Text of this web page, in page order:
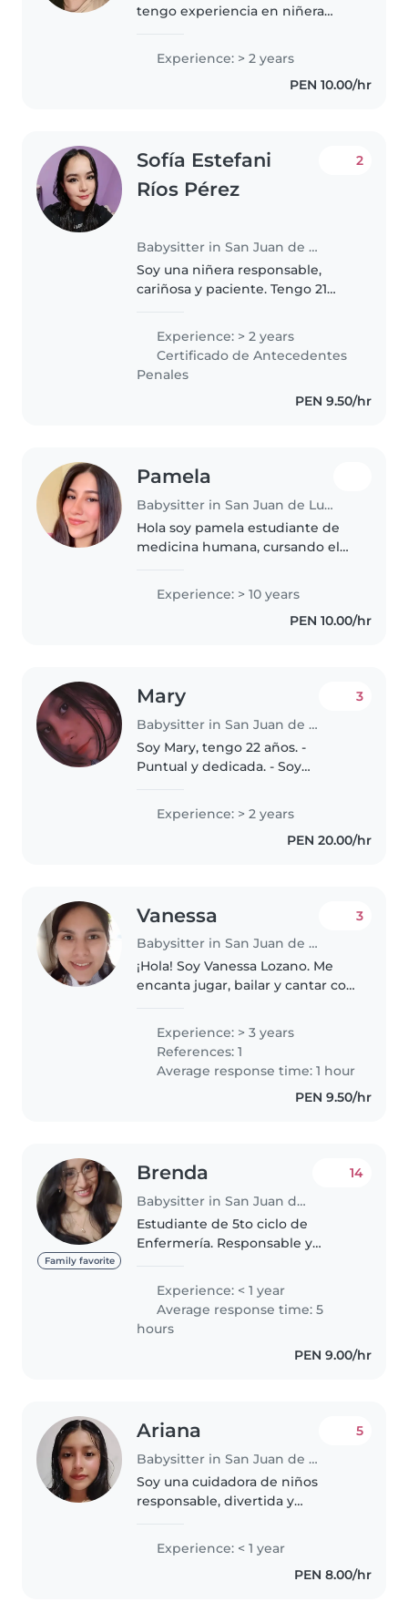
tengo experiencia en niñera
casa soy paciente responsable y
me encanta los niños me gusta
jugar con ellos puedo en el..
Experience: > 2 years
PEN 10.00/hr
Sofía Estefani
Ríos Pérez
Babysitter in San Juan de Lurigancho
2
Soy una niñera responsable,
cariñosa y paciente. Tengo 21
cuidado de niños y bebés. Me
encanta acompañarlos en su día
a día a través de juegos,
actividades..
Experience: > 2 years
Certificado de Antecedentes
Penales
PEN 9.50/hr
Pamela
Babysitter in San Juan de Lurigancho
Hola soy pamela estudiante de
medicina humana, cursando el
habilidades con los niños, me
gusta enseñar y sobre todo soy
Experience: > 10 years
PEN 10.00/hr
Mary
Babysitter in San Juan de Lurigancho
3
Soy Mary, tengo 22 años. -
Puntual y dedicada. - Soy
intelectual. - Tengo paciencia, así
mismo soy divertida. - Me gusta
Experience: > 2 years
PEN 20.00/hr
Vanessa
Babysitter in San Juan de Lurigancho
3
¡Hola! Soy Vanessa Lozano. Me
encanta jugar, bailar y cantar con
experiencia cuidando bebés y
niños. -Les presto atención, me
siento cómoda con ellos...
Experience: > 3 years
References: 1
Average response time: 1 hour
PEN 9.50/hr
Family favorite
Brenda
Babysitter in San Juan de Lurigancho
14
Estudiante de 5to ciclo de
Enfermería. Responsable y
de estimulación temprana y
experiencia formativa y
voluntaria en el
acompañamiento de niños.
Experience: < 1 year
Average response time: 5
hours
PEN 9.00/hr
Ariana
Babysitter in San Juan de Lurigancho
5
Soy una cuidadora de niños
responsable, divertida y
tengo experiencia formal, me
encanta jugar, hacer
manualidades y leer a los
Experience: < 1 year
PEN 8.00/hr